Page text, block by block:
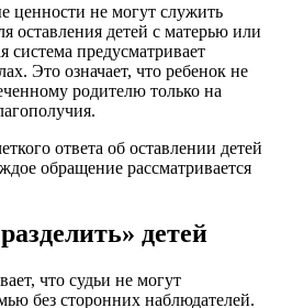
не могут служить
оставления детей с матерью или
система предусматривает
Это означает, что ребенок не
родителю только на
ответа об оставлении детей
обращение рассматривается
детей
что судьи не могут
без сторонних наблюдателей.